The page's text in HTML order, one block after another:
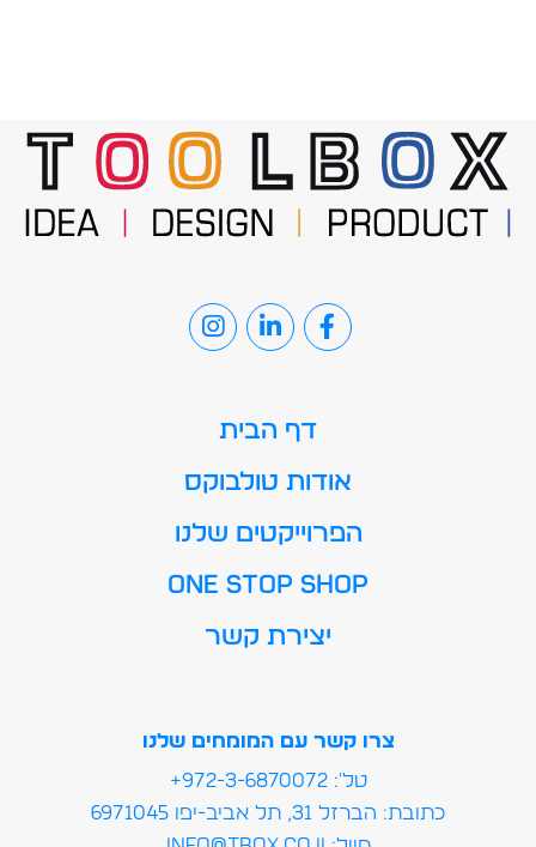
צרו קשר עם המומחים שלנו
טל': 972-3-6870072+
כתובת: הברזל 31, תל אביב-יפו 6971045
דף הבית
אודות טולבוקס
הפרוייקטים שלנו
ONE STOP SHOP
יצירת קשר